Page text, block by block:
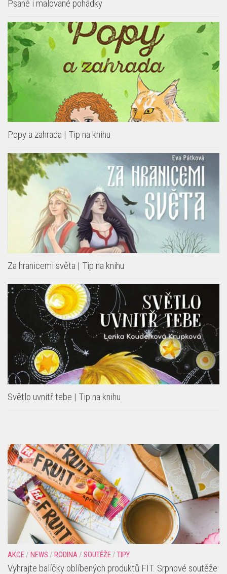
Popy a zahrada | Tip na knihu
Za hranicemi světa | Tip na knihu
Světlo uvnitř tebe | Tip na knihu
AKCE NEWS/RODINA/SOUTĚŽE/ TIPY
Vyhrajte balíčky oblíbených produktů FIT. Srpnové soutěže
odstartovaly na portálech mediální skupiny HMG